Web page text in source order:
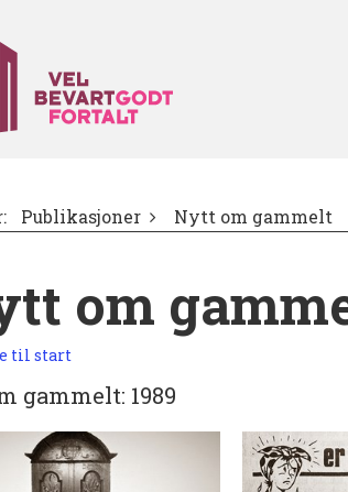
Publikasjoner Nytt om gammelt
om
til start
gammelt: 1989